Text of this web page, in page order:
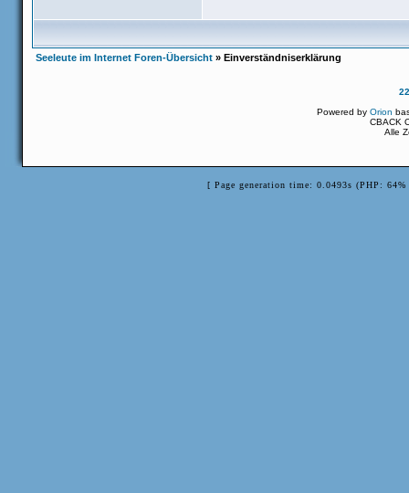
Seeleute im Internet Foren-Übersicht » Einverständniserklärung
Powered byOrion
CBACK
Alle
[ Page generation time: 0.0493s (PHP: